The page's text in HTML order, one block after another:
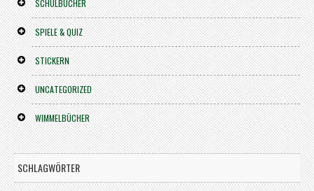
SCHULBÜCHER
SPIELE & QUIZ
STICKERN
UNCATEGORIZED
WIMMELBÜCHER
SCHLAGWÖRTER